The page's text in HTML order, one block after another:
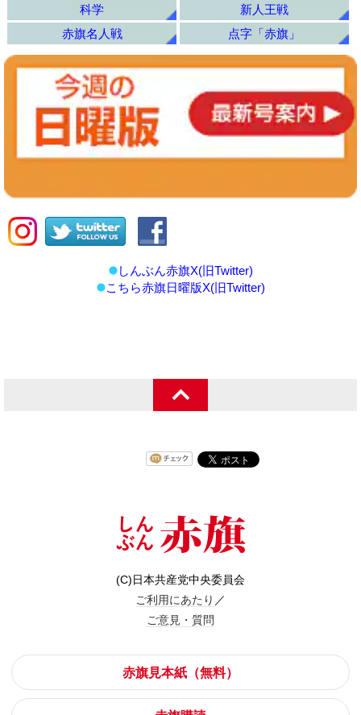
科学
新人王戦
赤旗名人戦
点字「赤旗」
しんぶん赤旗X(旧Twitter)
こちら赤旗日曜版X(旧Twitter)
(C)日本共産党中央委員会
ご利用にあたり ／
ご意見・質問
赤旗見本紙（無料）